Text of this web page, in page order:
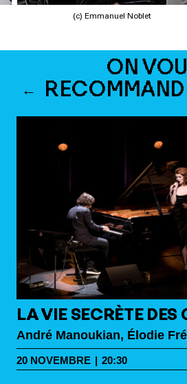
(c) Emmanuel Noblet
ON
LA VIE SECRÈTE
André Manoukian, Élodie
20 NOVEMBRE | 20:30